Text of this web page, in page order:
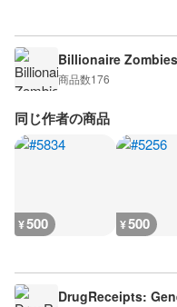
Billionaire
商品数176
同じ作者の商品
¥500 ¥500
DrugReceipts: